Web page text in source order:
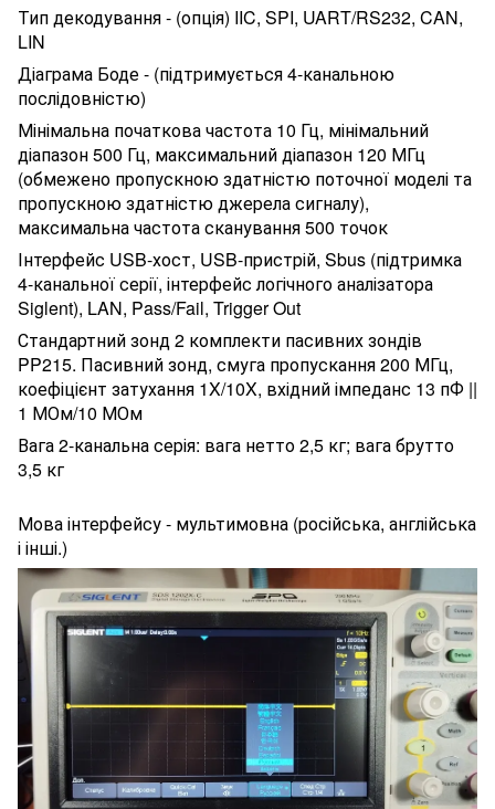
Тип декодування - (опція) IIC, SPI, UART/RS232, CAN,
LIN
Діаграма Боде - (підтримується 4-канальною
послідовністю)
Мінімальна початкова частота 10 Гц, мінімальний
діапазон 500 Гц, максимальний діапазон 120 МГц
(обмежено пропускною здатністю поточної моделі та
пропускною здатністю джерела сигналу),
максимальна частота сканування 500 точок
Інтерфейс USB-хост, USB-пристрій, Sbus (підтримка
4-канальної серії, інтерфейс логічного аналізатора
Siglent), LAN, Pass/Fail, Trigger Out
Стандартний зонд 2 комплекти пасивних зондів
PP215. Пасивний зонд, смуга пропускання 200 МГц,
коефіцієнт затухання 1X/10X, вхідний імпеданс 13 пФ ||
1 МОм/10 МОм
Вага 2-канальна серія: вага нетто 2,5 кг; вага брутто
3,5 кг
Мова інтерфейсу - мультимовна (російська, англійська
і інші.)